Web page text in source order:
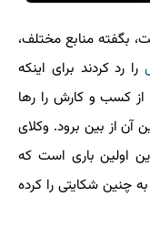
بگفته منابع مختلف،
را رد کردند برای اینکه
کسب و کارش را رها
آن از بین برود. وکلای
اولین باری است که
چنین شکایتی را کرده